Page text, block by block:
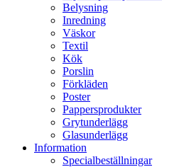
Belysning
Inredning
Väskor
Textil
Kök
Porslin
Förkläden
Poster
Pappersprodukter
Grytunderlägg
Glasunderlägg
Information
Specialbeställningar